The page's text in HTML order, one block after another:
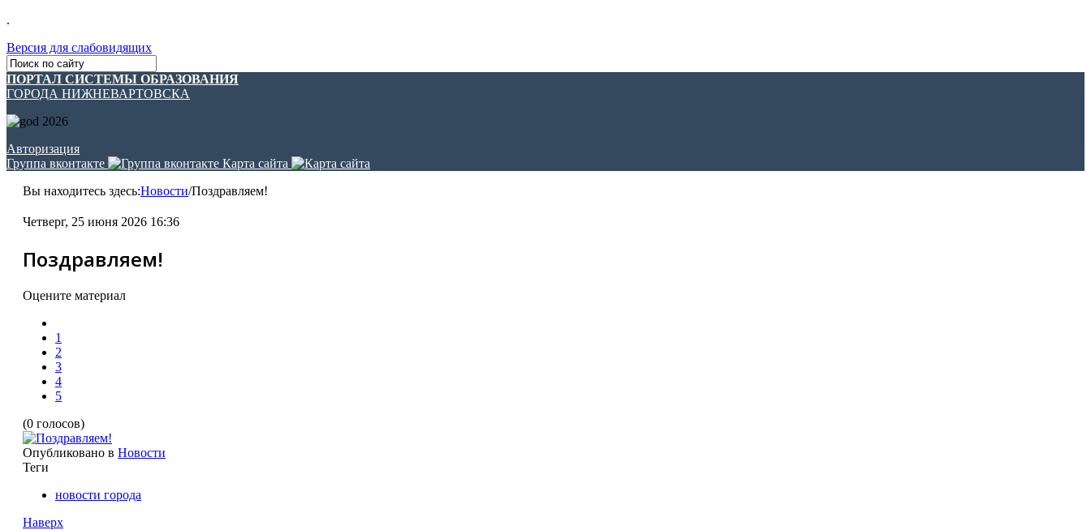
.
Версия для слабовидящих
ПОРТАЛ СИСТЕМЫ ОБРАЗОВАНИЯ
ГОРОДА НИЖНЕВАРТОВСКА
Авторизация
Группа вконтакте
Карта сайта
Вы находитесь здесь:Новости/Поздравляем!
Четверг, 25 июня 2026 16:36
Поздравляем!
Оцените материал
1
2
3
4
5
(0 голосов)
Опубликовано в Новости
Теги
новости города
Наверх